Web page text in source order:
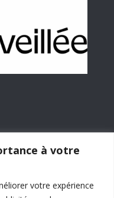
à votre
votre expérience
La Réveillée se
: Rieutailhol –